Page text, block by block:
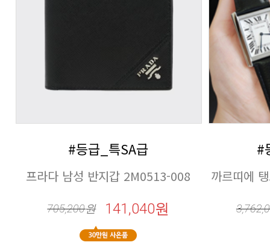
#등급_특SA급
프라다 남성 반지갑 2M0513-008
705,200원 141,040원
#
까르띠에